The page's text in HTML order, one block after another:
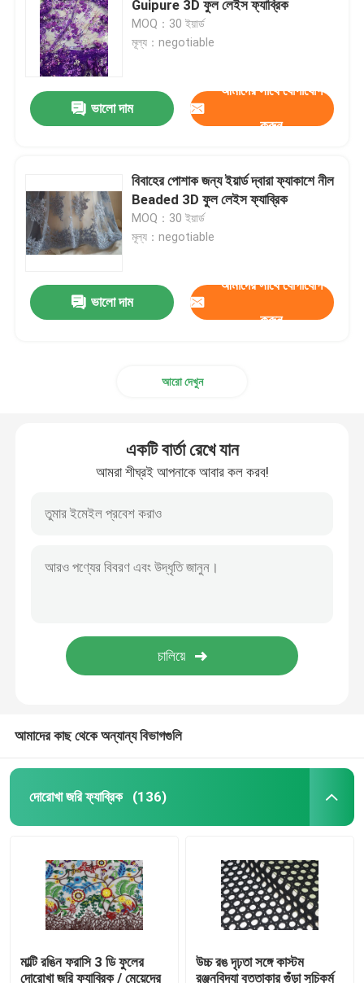
Beaded জরি ফ্যাব্রিক
Sequin জরি ফ্যাব্রিক
নাইলন জরি ট্রিম
তুলা জরি ফ্যাব্রিক
তুলা জরি ট্রিম
Guipure 3D ফুল লেইস ফ্যাব্রিক
MOQ：30 ইয়ার্ড
মূল্য：negotiable
ভালো দাম
আমাদের সাথে যোগাযোগ
করুন
বিবাহের পোশাক জন্য ইয়ার্ড দ্বারা ফ্যাকাশে নীল
Beaded 3D ফুল লেইস ফ্যাব্রিক
MOQ：30 ইয়ার্ড
মূল্য：negotiable
ভালো দাম
আমাদের সাথে যোগাযোগ
করুন
আরো দেখুন
একটি বার্তা রেখে যান
আমরা শীঘ্রই আপনাকে আবার কল করব!
আমাদের কাছ থেকে অন্যান্য বিভাগগুলি
দোরোখা জরি ফ্যাব্রিক (136)
মাল্টি রঙিন ফরাসি 3 ডি ফুলের
দোরোখা জরি ফ্যাব্রিক / মেয়েদের
উচ্চ রঙ দৃঢ়তা সঙ্গে কাস্টম
রঞ্জনবিদ্যা বৃত্তাকার গুঁড়া সূচিকর্ম